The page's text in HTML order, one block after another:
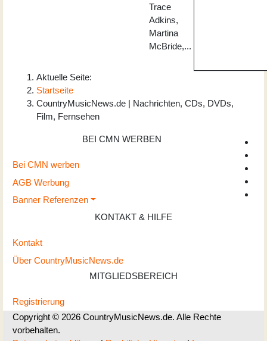
Trace
Adkins,
Martina
McBride,...
Aktuelle Seite:
Startseite
CountryMusicNews.de | Nachrichten, CDs, DVDs,
Film, Fernsehen
BEI CMN WERBEN
Bei CMN werben
AGB Werbung
Banner Referenzen
KONTAKT & HILFE
Kontakt
Über CountryMusicNews.de
MITGLIEDSBEREICH
Registrierung
Copyright © 2026 CountryMusicNews.de. Alle Rechte
vorbehalten.